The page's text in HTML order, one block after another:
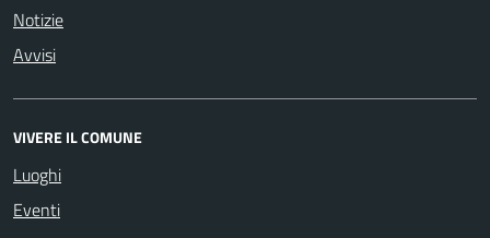
Notizie
Avvisi
VIVERE IL COMUNE
Luoghi
Eventi